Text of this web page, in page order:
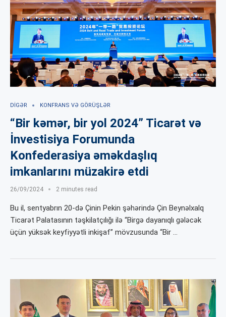
DIGƏR KONFRANS VƏ GÖRÜŞLƏR
“Bir kəmər, bir yol 2024” Ticarət və
İnvestisiya Forumunda
Konfederasiya əməkdaşlıq
imkanlarını müzakirə etdi
26/09/2024 2 minutes read
Bu il, sentyabrın 20-də Çinin Pekin şəhərində Çin Beynəlxalq
Ticarət Palatasının təşkilatçılığı ilə “Birgə dayanıqlı gələcək
üçün yüksək keyfiyyətli inkişaf” mövzusunda “Bir …